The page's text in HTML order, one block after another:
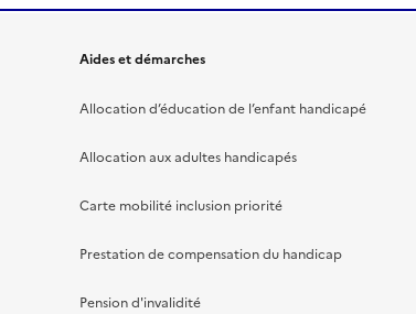
Aides et démarches
Allocation d’éducation de l’enfant handicapé
Allocation aux adultes handicapés
Carte mobilité inclusion priorité
Prestation de compensation du handicap
Pension d'invalidité